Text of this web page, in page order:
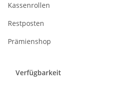
Kassenrollen
Restposten
Prämienshop
Verfügbarkeit